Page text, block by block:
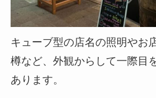
キューブ型の店名の照明やお
樽など、外観からして一際目
あります。